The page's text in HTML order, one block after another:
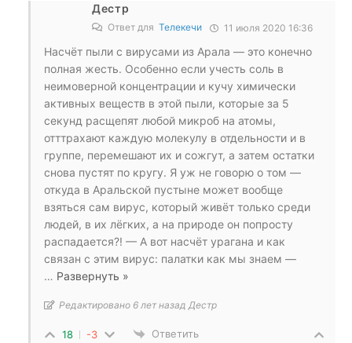
Дестр
Ответ для Телекечи 11 июля 2020 16:36
Насчёт пыли с вирусами из Арала — это конечно
полная жесть. Особенно если учесть соль в
неимоверной концентрации и кучу химически
активных веществ в этой пыли, которые за 5
секунд расщепят любой микроб на атомы,
отттрахают каждую молекулу в отдельности и в
группе, перемешают их и сожгут, а затем остатки
снова пустят по кругу. Я уж не говорю о том —
откуда в Аральской пустыне может вообще
взяться сам вирус, который живёт только среди
людей, в их лёгких, а на природе он попросту
распадается?! — А вот насчёт урагана и как
связан с этим вирус: палатки как мы знаем —
… Развернуть »
Редактировано 6 лет назад Дестр
18 -3 Ответить